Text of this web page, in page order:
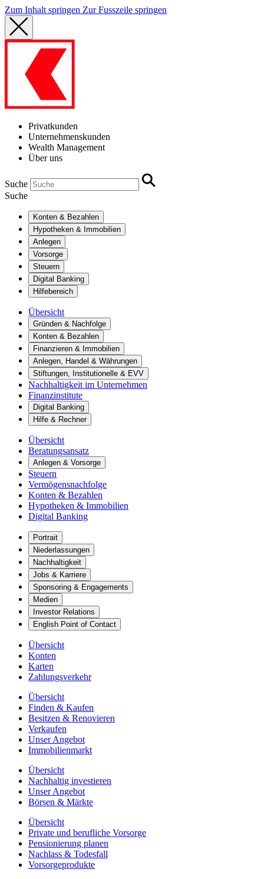
Zum Inhalt springen Zur Fusszeile springen
Privatkunden
Unternehmenskunden
Wealth Management
Über uns
Suche
Suche
Konten & Bezahlen
Hypotheken & Immobilien
Anlegen
Vorsorge
Steuern
Digital Banking
Hilfebereich
Übersicht
Gründen & Nachfolge
Konten & Bezahlen
Finanzieren & Immobilien
Anlegen, Handel & Währungen
Stiftungen, Institutionelle & EVV
Nachhaltigkeit im Unternehmen
Finanzinstitute
Digital Banking
Hilfe & Rechner
Übersicht
Beratungsansatz
Anlegen & Vorsorge
Steuern
Vermögensnachfolge
Konten & Bezahlen
Hypotheken & Immobilien
Digital Banking
Portrait
Niederlassungen
Nachhaltigkeit
Jobs & Karriere
Sponsoring & Engagements
Medien
Investor Relations
English Point of Contact
Übersicht
Konten
Karten
Zahlungsverkehr
Übersicht
Finden & Kaufen
Besitzen & Renovieren
Verkaufen
Unser Angebot
Immobilienmarkt
Übersicht
Nachhaltig investieren
Unser Angebot
Börsen & Märkte
Übersicht
Private und berufliche Vorsorge
Pensionierung planen
Nachlass & Todesfall
Vorsorgeprodukte